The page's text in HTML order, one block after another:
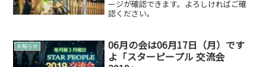
ージが確認できます。よろしければご確
認ください。
お知らせ
06月の会は06月17日（月）です
よ「スターピープル 交流会